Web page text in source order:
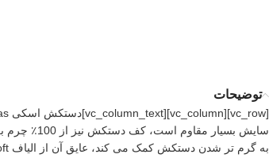
توضیحات